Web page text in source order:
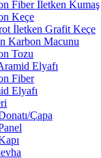
Fiber İletken Kumaş
Keçe
İletken Grafit Keçe
Karbon Macunu
Tozu
Elyafı
Fiber
Elyafı
Çapa